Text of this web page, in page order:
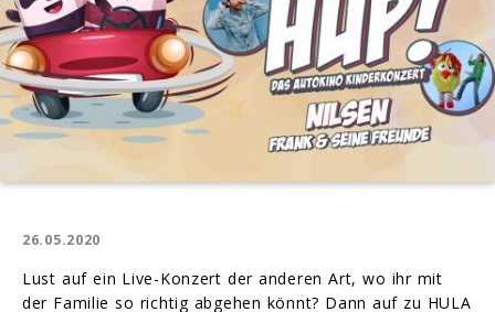
26.05.2020
Lust auf ein Live-Konzert der anderen Art, wo ihr mit
der Familie so richtig abgehen könnt? Dann auf zu HULA